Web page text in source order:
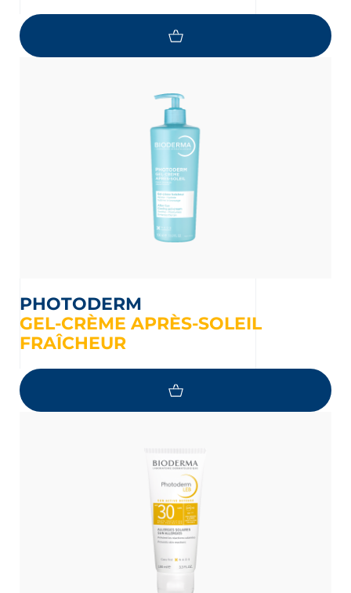
PHOTODERM
GEL-CRÈME APRÈS-SOLEIL
FRAÎCHEUR